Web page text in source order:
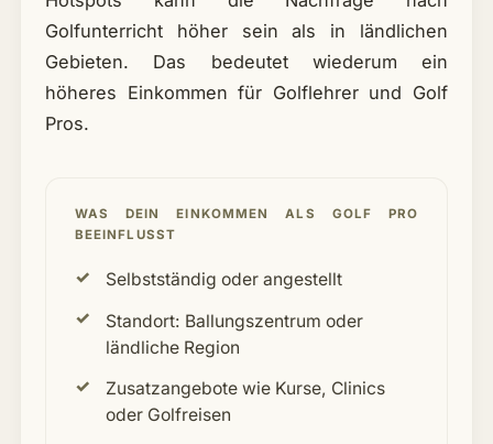
Golfunterricht höher sein als in ländlichen
Gebieten. Das bedeutet wiederum ein
höheres Einkommen für Golflehrer und Golf
Pros.
WAS DEIN EINKOMMEN ALS GOLF PRO
BEEINFLUSST
Selbstständig oder angestellt
Standort: Ballungszentrum oder
ländliche Region
Zusatzangebote wie Kurse, Clinics
oder Golfreisen